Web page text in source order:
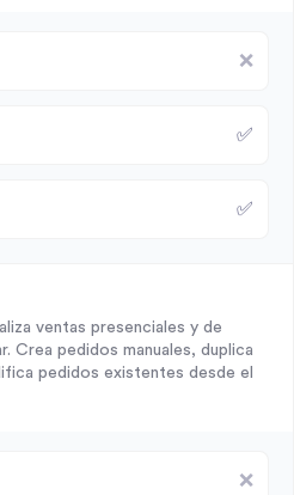
❌
✅
✅
ventas presenciales y de
Crea pedidos manuales, duplica
pedidos existentes desde el
❌